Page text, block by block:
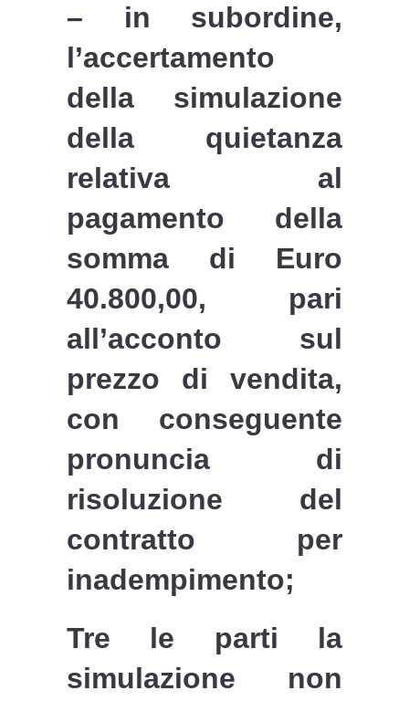
– in subordine,
l’accertamento
della simulazione
della quietanza
relativa al
pagamento della
somma di Euro
40.800,00, pari
all’acconto sul
prezzo di vendita,
con conseguente
pronuncia di
risoluzione del
contratto per
inadempimento;
Tre le parti la
simulazione non